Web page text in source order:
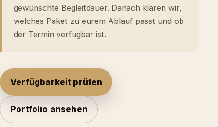
gewünschte Begleitdauer. Danach klären wir,
welches Paket zu eurem Ablauf passt und ob
der Termin verfügbar ist.
Verfügbarkeit prüfen
Portfolio ansehen